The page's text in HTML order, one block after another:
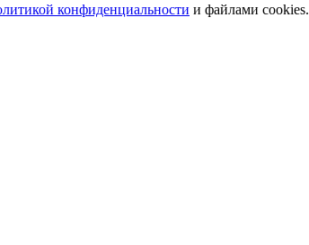
конфиденциальности и файлами cookies.